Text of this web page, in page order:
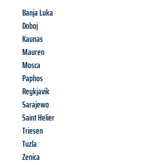
Banja Luka
Doboj
Kaunas
Mauren
Mosca
Paphos
Reykjavik
Sarajewo
Saint Helier
Triesen
Tuzla
Zenica